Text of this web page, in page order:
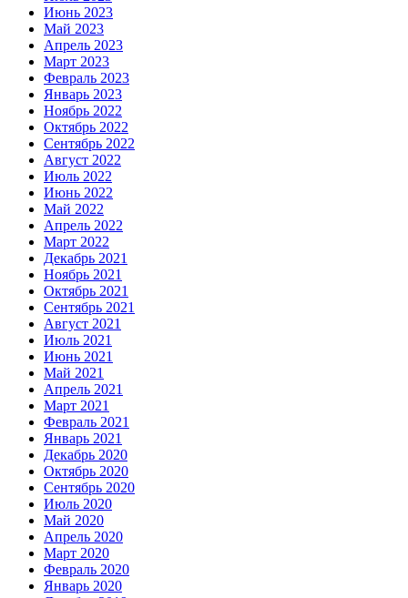
Июнь 2023
Май 2023
Апрель 2023
Март 2023
Февраль 2023
Январь 2023
Ноябрь 2022
Октябрь 2022
Сентябрь 2022
Август 2022
Июль 2022
Июнь 2022
Май 2022
Апрель 2022
Март 2022
Декабрь 2021
Ноябрь 2021
Октябрь 2021
Сентябрь 2021
Август 2021
Июль 2021
Июнь 2021
Май 2021
Апрель 2021
Март 2021
Февраль 2021
Январь 2021
Декабрь 2020
Октябрь 2020
Сентябрь 2020
Июль 2020
Май 2020
Апрель 2020
Март 2020
Февраль 2020
Январь 2020